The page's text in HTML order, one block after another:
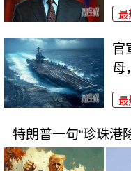
最
官
母
最
特朗普一句“珍珠港